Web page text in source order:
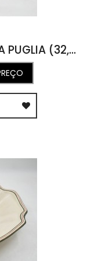
SOUSPLAT LINHA CASUAL LINHA PUGLIA (32,5D X 5A)